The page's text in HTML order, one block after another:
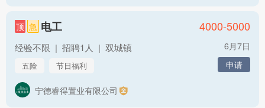
顶 急 电工
经验不限 | 招聘1人 | 双城镇
五险 节日福利
宁德睿得置业有限公司
4000-5000
6月7日
申请